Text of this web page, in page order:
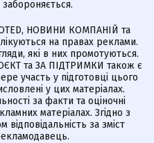
НОВИНИ КОМПАНІЙ та
на правах реклами.
які в них промотуються.
та ЗА ПІДТРИМКИ також є
участь у підготовці цього
у цих матеріалах.
за факти та оціночні
матеріалах. Згідно з
за зміст